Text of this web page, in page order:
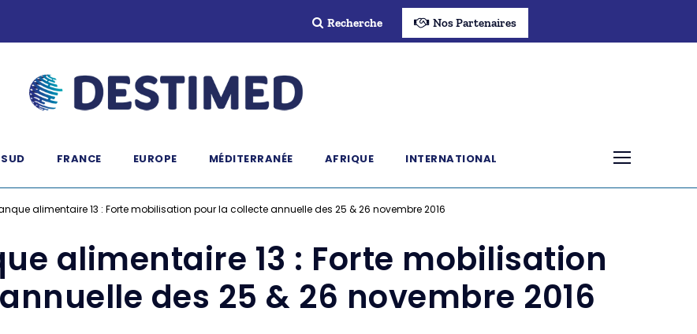
Recherche Nos Partenaires
FRANCE EUROPE MÉDITERRANÉE AFRIQUE INTERNATIONAL
alimentaire 13 : Forte mobilisation pour la collecte annuelle des 25 & 26 novembre 2016
alimentaire 13 : Forte mobilisation
des 25 & 26 novembre 2016